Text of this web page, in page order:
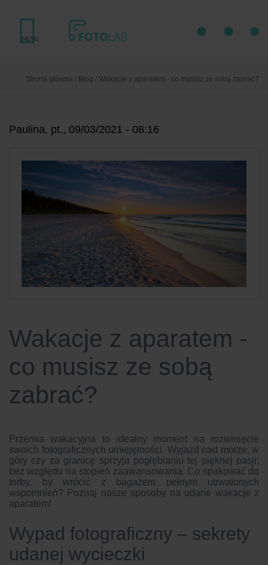
MENU
Strona główna / Blog / Wakacje z aparatem - co musisz ze sobą zabrać?
Paulina, pt., 09/03/2021 - 08:16
Wakacje z aparatem -
co musisz ze sobą
zabrać?
Przerwa wakacyjna to idealny moment na rozwinięcie
swoich fotograficznych umiejętności. Wyjazd nad morze, w
góry czy za granicę sprzyja pogłębianiu tej pięknej pasji,
bez względu na stopień zaawansowania. Co spakować do
torby, by wrócić z bagażem pełnym utrwalonych
wspomnień? Poznaj nasze sposoby na udane wakacje z
aparatem!
Wypad fotograficzny – sekrety
udanej wycieczki